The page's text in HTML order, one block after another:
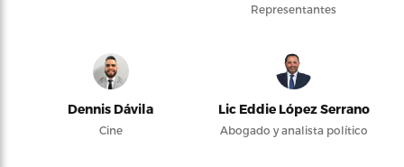
Representantes
Dennis Dávila
Cine
Lic Eddie López Serrano
Abogado y analista político